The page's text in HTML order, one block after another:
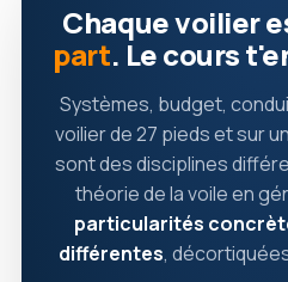
Chaque voilier
part. Le cours
Systèmes, budget,
voilier de 27 pieds et sur
sont des disciplines
théorie de la voile en
particularités
différentes,